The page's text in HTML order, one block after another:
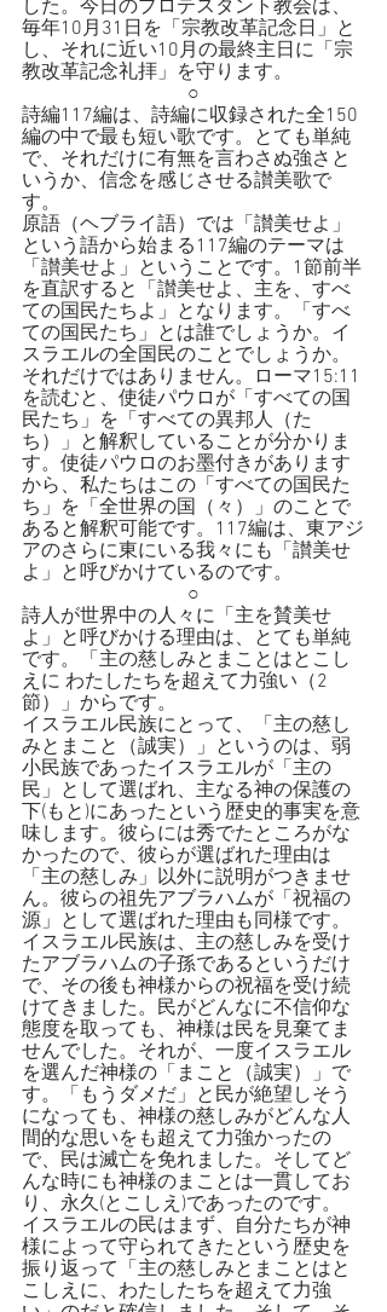
した。今日のプロテスタント教会は、
毎年10月31日を「宗教改革記念日」と
し、それに近い10月の最終主日に「宗
教改革記念礼拝」を守ります。
○
詩編117編は、詩編に収録された全150
編の中で最も短い歌です。とても単純
で、それだけに有無を言わさぬ強さと
いうか、信念を感じさせる讃美歌で
す。
原語（ヘブライ語）では「讃美せよ」
という語から始まる117編のテーマは
「讃美せよ」ということです。1節前半
を直訳すると「讃美せよ、主を、すべ
ての国民たちよ」となります。「すべ
ての国民たち」とは誰でしょうか。イ
スラエルの全国民のことでしょうか。
それだけではありません。ローマ15:11
を読むと、使徒パウロが「すべての国
民たち」を「すべての異邦人（た
ち）」と解釈していることが分かりま
す。使徒パウロのお墨付きがあります
から、私たちはこの「すべての国民た
ち」を「全世界の国（々）」のことで
あると解釈可能です。117編は、東アジ
アのさらに東にいる我々にも「讃美せ
よ」と呼びかけているのです。
○
詩人が世界中の人々に「主を賛美せ
よ」と呼びかける理由は、とても単純
です。「主の慈しみとまことはとこし
えに わたしたちを超えて力強い（2
節）」からです。
イスラエル民族にとって、「主の慈し
みとまこと（誠実）」というのは、弱
小民族であったイスラエルが「主の
民」として選ばれ、主なる神の保護の
下(もと)にあったという歴史的事実を意
味します。彼らには秀でたところがな
かったので、彼らが選ばれた理由は
「主の慈しみ」以外に説明がつきませ
ん。彼らの祖先アブラハムが「祝福の
源」として選ばれた理由も同様です。
イスラエル民族は、主の慈しみを受け
たアブラハムの子孫であるというだけ
で、その後も神様からの祝福を受け続
けてきました。民がどんなに不信仰な
態度を取っても、神様は民を見棄てま
せんでした。それが、一度イスラエル
を選んだ神様の「まこと（誠実）」で
す。「もうダメだ」と民が絶望しそう
になっても、神様の慈しみがどんな人
間的な思いをも超えて力強かったの
で、民は滅亡を免れました。そしてど
んな時にも神様のまことは一貫してお
り、永久(とこしえ)であったのです。
イスラエルの民はまず、自分たちが神
様によって守られてきたという歴史を
振り返って「主の慈しみとまことはと
こしえに、わたしたちを超えて力強